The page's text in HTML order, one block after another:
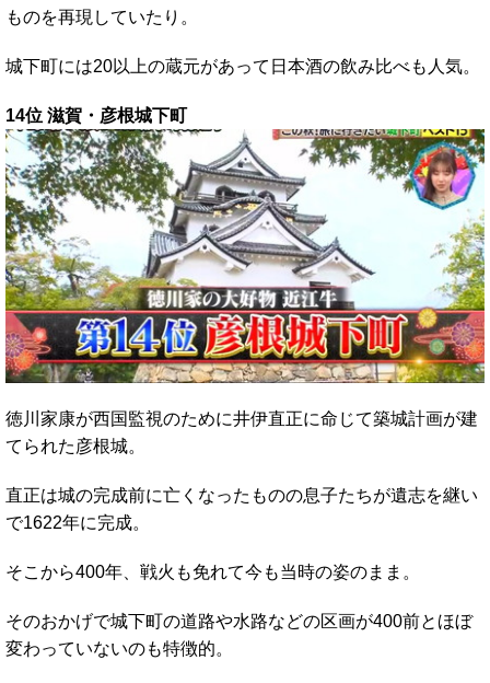
ものを再現していたり。
城下町には20以上の蔵元があって日本酒の飲み比べも人気。
14位 滋賀・彦根城下町
徳川家康が西国監視のために井伊直正に命じて築城計画が建
てられた彦根城。
直正は城の完成前に亡くなったものの息子たちが遺志を継い
で1622年に完成。
そこから400年、戦火も免れて今も当時の姿のまま。
そのおかげで城下町の道路や水路などの区画が400前とほぼ
変わっていないのも特徴的。